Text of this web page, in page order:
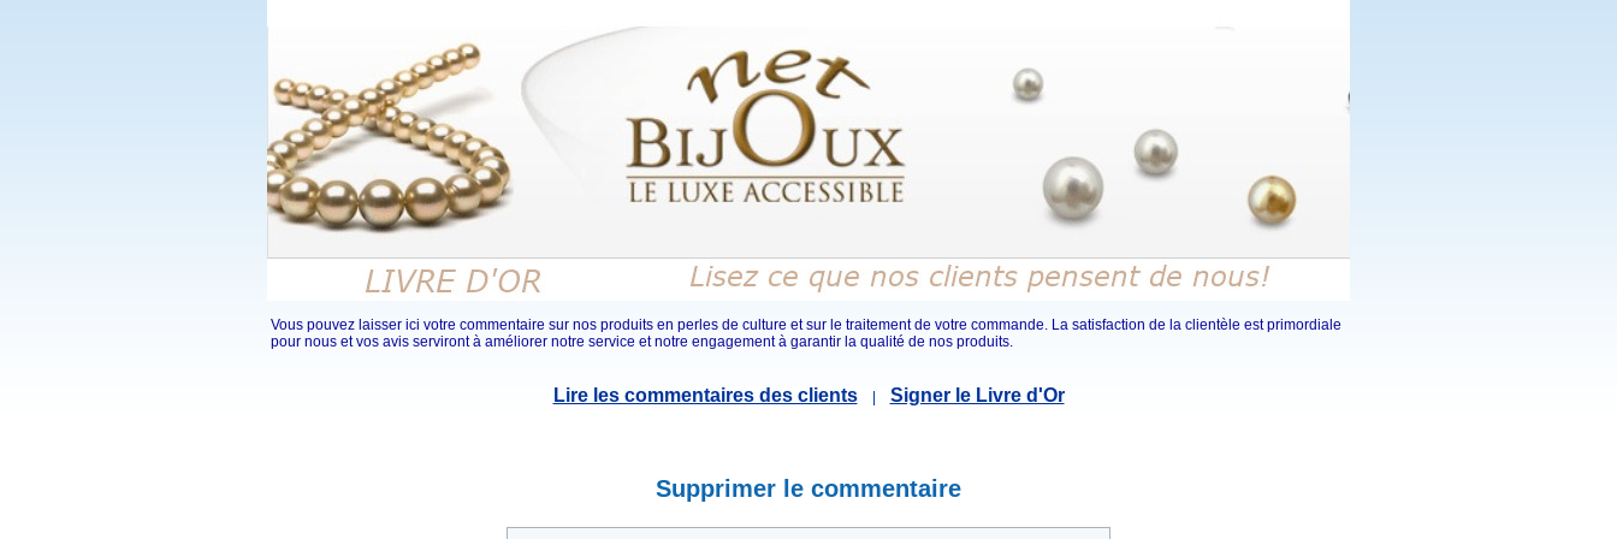
Vous pouvez laisser ici votre commentaire sur nos produits en perles de culture et sur le traitement de votre commande. La satisfaction de la clientèle est primordiale
pour nous et vos avis serviront à améliorer notre service et notre engagement à garantir la qualité de nos produits.
Lire les commentaires des clients| Signer le Livre d'Or
Supprimer le commentaire